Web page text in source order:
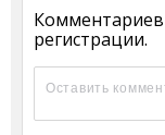
регистрации.